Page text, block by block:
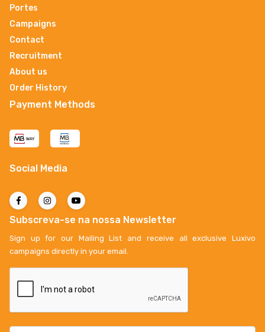
Portes
Campaigns
Contact
Recruitment
About us
Order History
Payment Methods
Social Media
Subscreva-se na nossa Newsletter
Sign up for our Mailing List and receive all exclusive Luxivo
campaigns directly in your email.